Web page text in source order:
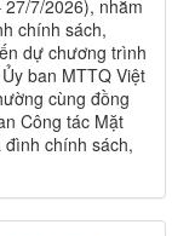
7/2026), nhằm
chính sách,
dự chương trình
ban MTTQ Việt
cùng đồng
Công tác Mặt
chính sách,